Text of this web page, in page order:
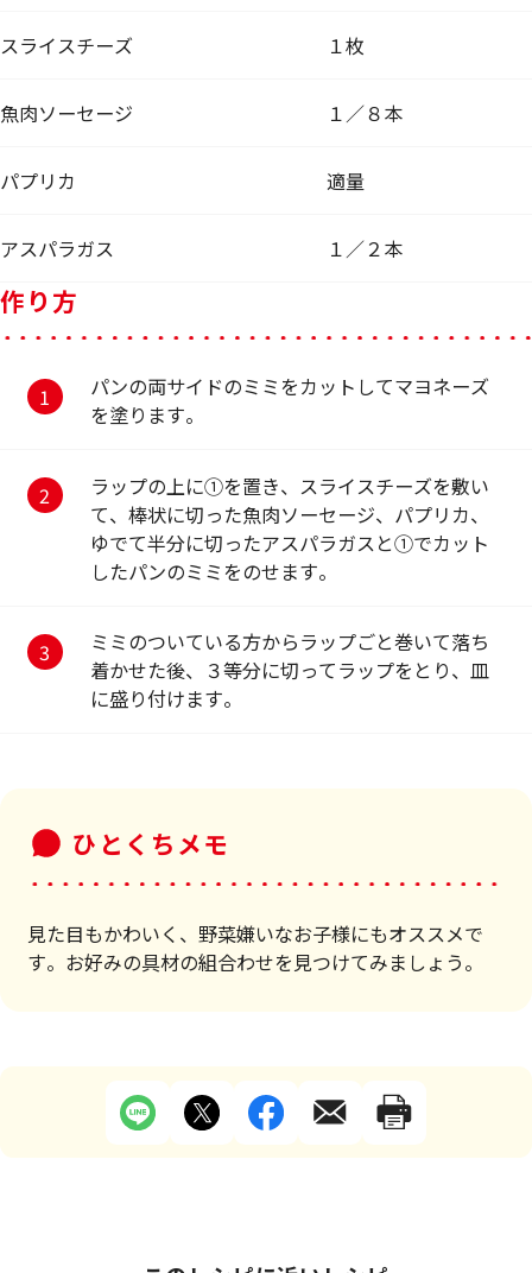
スライスチーズ １枚
魚肉ソーセージ １／８本
パプリカ 適量
アスパラガス １／２本
作り方
パンの両サイドのミミをカットしてマヨネーズ
を塗ります。
ラップの上に①を置き、スライスチーズを敷い
て、棒状に切った魚肉ソーセージ、パプリカ、
ゆでて半分に切ったアスパラガスと①でカット
したパンのミミをのせます。
ミミのついている方からラップごと巻いて落ち
着かせた後、３等分に切ってラップをとり、皿
に盛り付けます。
ひとくちメモ
見た目もかわいく、野菜嫌いなお子様にもオススメで
す。お好みの具材の組合わせを見つけてみましょう。